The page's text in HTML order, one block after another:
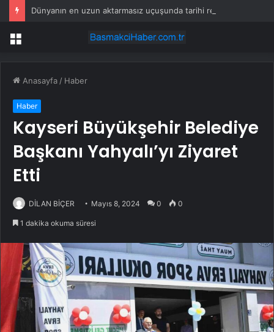
Menü
Anasayfa / Haber
Haber
Kayseri Büyükşehir Belediye
Başkanı Yahyalı’yı Ziyaret
Etti
DİLAN BİÇER Mayıs 8, 2024 0 0
1 dakika okuma süresi